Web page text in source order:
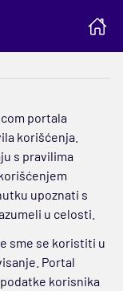
portala
korišćenja.
s pravilima
upoznati s
u celosti.
sme se koristiti u
Portal
korisnika